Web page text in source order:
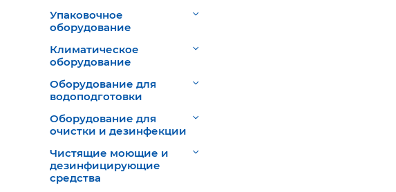
Упаковочное
оборудование
Климатическое
оборудование
Оборудование для
водоподготовки
Оборудование для
очистки и дезинфекции
Чистящие моющие и
дезинфицирующие
средства
Полимербыт
Россия
Сиком
Стекло LAV
Техно-ТТ
ТоргМашПермь
ТОРГТЕХМАШ
Турция